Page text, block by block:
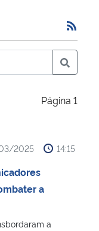
Página 1
2025 14:15
a
a